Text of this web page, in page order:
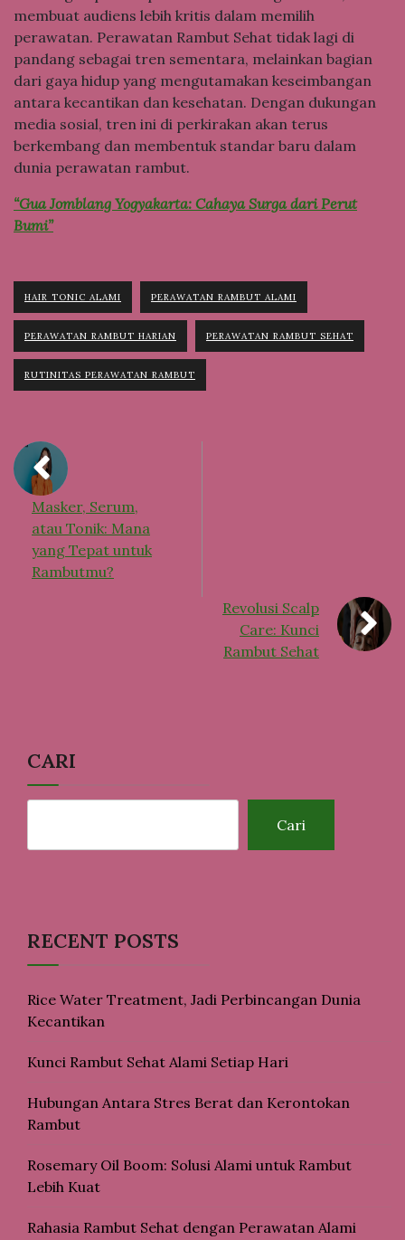
membuat audiens lebih kritis dalam memilih
perawatan. Perawatan Rambut Sehat tidak lagi di
pandang sebagai tren sementara, melainkan bagian
dari gaya hidup yang mengutamakan keseimbangan
antara kecantikan dan kesehatan. Dengan dukungan
media sosial, tren ini di perkirakan akan terus
berkembang dan membentuk standar baru dalam
dunia perawatan rambut.
“Gua Jomblang Yogyakarta: Cahaya Surga dari Perut
Bumi”
HAIR TONIC ALAMI PERAWATAN RAMBUT ALAMI
PERAWATAN RAMBUT HARIAN PERAWATAN RAMBUT SEHAT
RUTINITAS PERAWATAN RAMBUT
Masker, Serum,
atau Tonik: Mana
yang Tepat untuk
Rambutmu?
Revolusi Scalp
Care: Kunci
Rambut Sehat
CARI
Cari
RECENT POSTS
Rice Water Treatment, Jadi Perbincangan Dunia
Kecantikan
Kunci Rambut Sehat Alami Setiap Hari
Hubungan Antara Stres Berat dan Kerontokan
Rambut
Rosemary Oil Boom: Solusi Alami untuk Rambut
Lebih Kuat
Rahasia Rambut Sehat dengan Perawatan Alami